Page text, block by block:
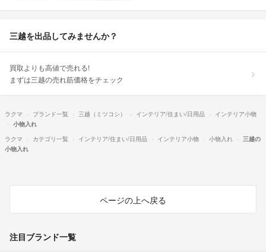
三越を出品してみませんか？
買取よりも高値で売れる!
まずは三越の売れ筋価格をチェック
ラクマ ブランド一覧 三越（ミツコシ） インテリア/住まい/日用品
インテリア小物
小物入れ
ラクマ
カテゴリ一覧 インテリア/住まい/日用品 インテリア小物 小物入れ
三越の
小物入れ
ページの上へ戻る
注目ブランド一覧